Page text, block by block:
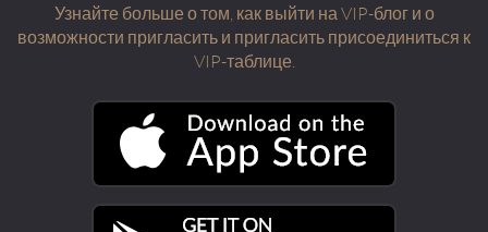
Узнайте больше о том, как выйти на VIP-блог и о
возможности пригласить и пригласить присоединиться к
VIP-таблице.